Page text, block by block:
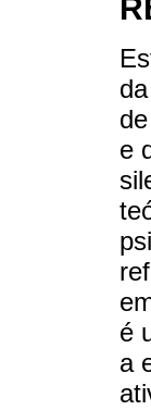
e
é
a